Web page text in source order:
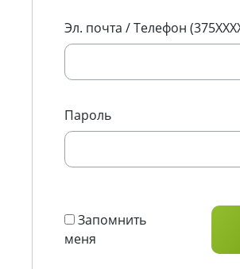
Эл. почта / Телефон
Пароль
Запомнить
меня